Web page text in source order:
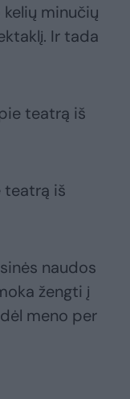
minučių
Ir tada
teatrą iš
teatrą iš
naudos
žengti į
meno per